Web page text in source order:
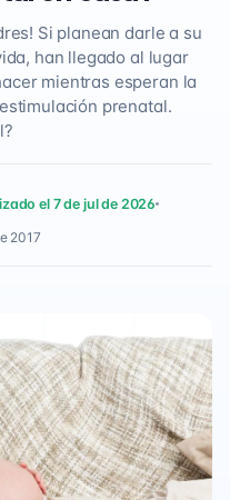
Si planean darle a su
han llegado al lugar
mientras esperan la
prenatal.
el 7 de jul de 2026
2017